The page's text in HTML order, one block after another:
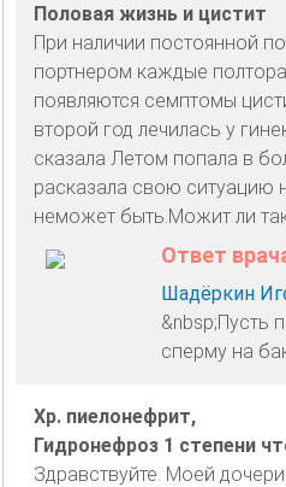
Половая жизнь и цистит
При наличии постоянной
портнером каждые
появляются семптомы
второй год лечилась у
сказала Летом попала в
расказала свою ситуацию
неможет быть.Можит ли
Ответ
Шадёркин
&nbsp;Пусть
сперму на
Хр. пиелонефрит,
Гидронефроз 1 степени
Здравствуйте. Моей